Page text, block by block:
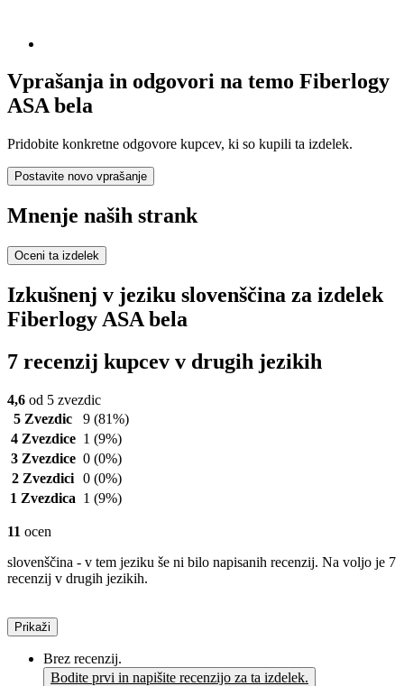
Vprašanja in odgovori na temo Fiberlogy
ASA bela
Pridobite konkretne odgovore kupcev, ki so kupili ta izdelek.
Postavite novo vprašanje
Mnenje naših strank
Oceni ta izdelek
Izkušnenj v jeziku slovenščina za izdelek
Fiberlogy ASA bela
7 recenzij kupcev v drugih jezikih
4,6 od 5 zvezdic
5 Zvezdic
9 (81%)
4 Zvezdice 1 (9%)
3 Zvezdice 0 (0%)
2 Zvezdici 0 (0%)
1 Zvezdica 1 (9%)
11 ocen
slovenščina - v tem jeziku še ni bilo napisanih recenzij. Na voljo je 7
recenzij v drugih jezikih.
Prikaži
Brez recenzij.
Bodite prvi in napišite recenzijo za ta izdelek.